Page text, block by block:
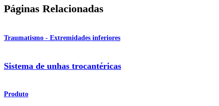
Páginas Relacionadas
Traumatismo - Extremidades inferiores
Sistema de unhas trocantéricas
Produto